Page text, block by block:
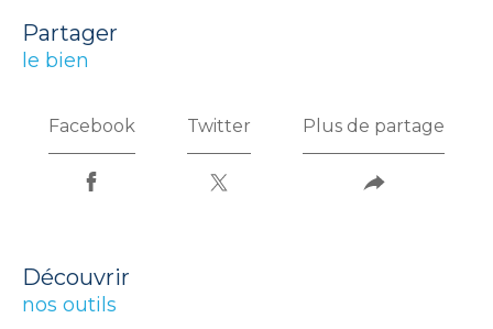
partager
le bien
Facebook Twitter Plus de partage
découvrir
nos outils